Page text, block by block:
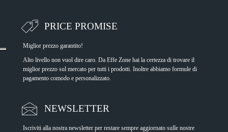
PRICE PROMISE
Miglior prezzo garantito!
Alto livello non vuol dire caro. Da Effe Zone hai la certezza di trovare il
miglior prezzo sul mercato per tutti i prodotti. Inoltre abbiamo formule di
pagamento comodo e personalizzato.
NEWSLETTER
Iscriviti alla nostra newsletter per restare sempre aggiornato sulle nostre